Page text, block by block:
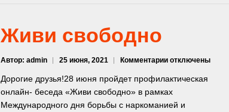
Живи свободно
Автор: admin 25 июня, 2021 Комментариик
Живи
свободно
отключены
Дорогие друзья!28 июня пройдет профилактическая
онлайн- беседа «Живи свободно» в рамках
Международного дня борьбы с наркоманией и